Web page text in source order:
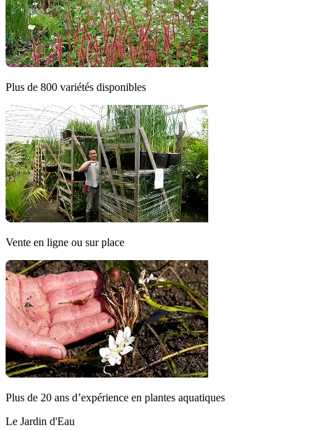
Plus de 800 variétés disponibles
Vente en ligne ou sur place
Plus de 20 ans d’expérience en plantes aquatiques
Le Jardin d'Eau